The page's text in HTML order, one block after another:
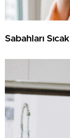
Sabahları